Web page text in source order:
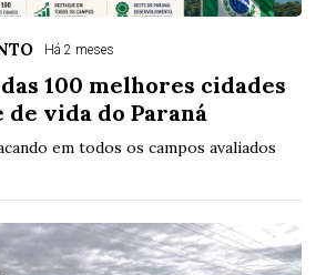
Há 2 meses
100 melhores cidades
de vida do Paraná
em todos os campos avaliados